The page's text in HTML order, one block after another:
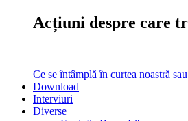
Acțiuni despre care
Ce se întâmplă în curtea noastră
Download
Interviuri
Diverse